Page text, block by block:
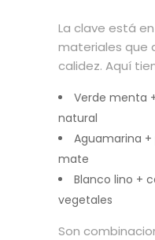
La clave está
materiales que
calidez. Aquí
Verde menta
natural
Aguamarina
mate
Blanco lino +
vegetales
Son